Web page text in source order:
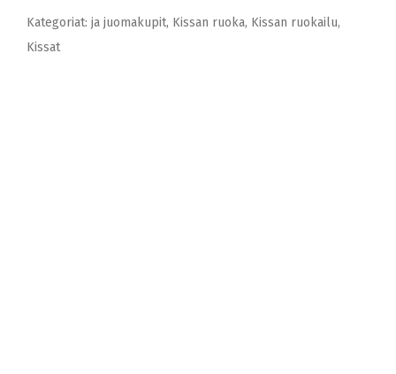
Kategoriat: ja juomakupit, Kissan ruoka, Kissan ruokailu,
Kissat